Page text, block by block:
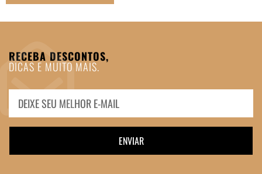
RECEBA DESCONTOS,
DICAS E MUITO MAIS.
ENVIAR